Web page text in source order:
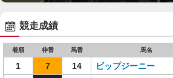
競走成績
着順 枠番 馬番 馬名
1 7 14 ビップジーニー